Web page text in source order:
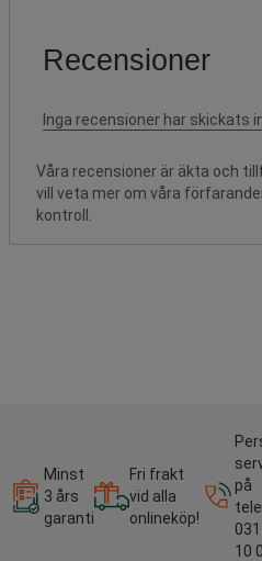
Våra recensioner är äkta och
vill veta mer om våra
kontroll.
Minst
3 års
garanti
Fri frakt
vid alla
onlineköp!
på
10